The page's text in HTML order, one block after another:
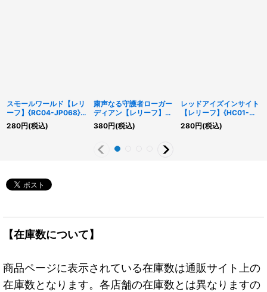
スモールワールド【レリ
ーフ】{RC04-JP068}
《魔法》
280円(税込)
粛声なる守護者ローガー
ディアン【レリーフ】
{PHNI-JP037}《儀式》
380円(税込)
レッドアイズインサイト
【レリーフ】{HC01-
JP010}《魔法》
280円(税込)
【在庫数について】
商品ページに表示されている在庫数は通販サイト上の
在庫数となります。各店舗の在庫数とは異なりますの